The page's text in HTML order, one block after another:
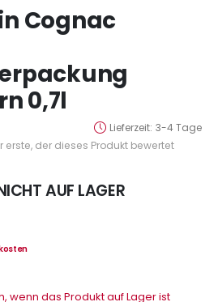
Cognac
0,7l
Lieferzeit 3-4 Tage
erste, der dieses Produkt bewertet
AUF LAGER
wenn das Produkt auf Lager ist